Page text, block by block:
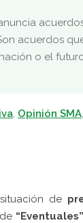
acuerdos
o el
Opinión SMA
de
“Eventuales”